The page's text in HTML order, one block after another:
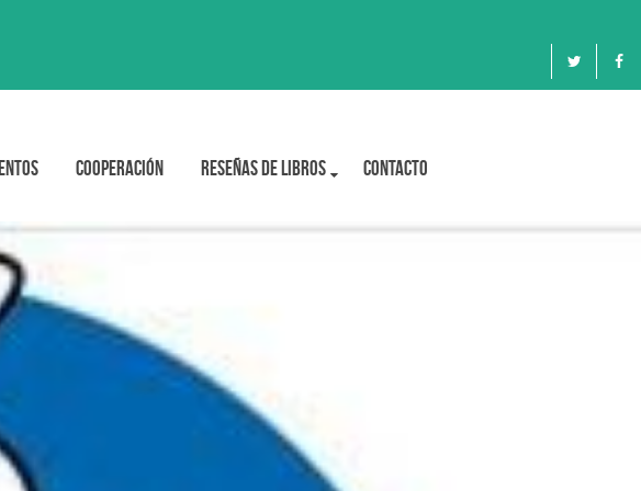
Cooperación Reseñas de libros Contacto